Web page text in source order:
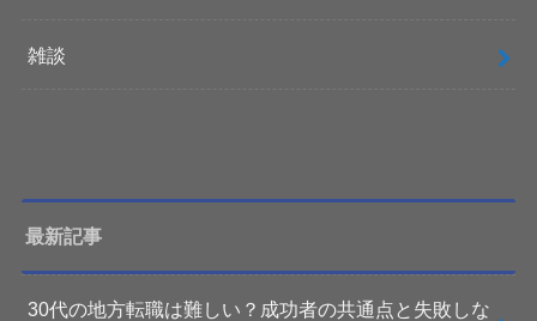
雑談
最新記事
30代の地方転職は難しい？成功者の共通点と失敗しな